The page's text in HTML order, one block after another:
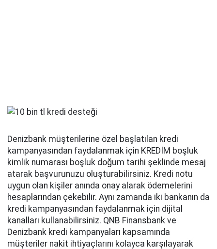
Denizbank müşterilerine özel başlatılan kredi
kampanyasından faydalanmak için KREDİM boşluk
kimlik numarası boşluk doğum tarihi şeklinde mesaj
atarak başvurunuzu oluşturabilirsiniz. Kredi notu
uygun olan kişiler anında onay alarak ödemelerini
hesaplarından çekebilir. Aynı zamanda iki bankanın da
kredi kampanyasından faydalanmak için dijital
kanalları kullanabilirsiniz. QNB Finansbank ve
Denizbank kredi kampanyaları kapsamında
müşteriler nakit ihtiyaçlarını kolayca karşılayarak